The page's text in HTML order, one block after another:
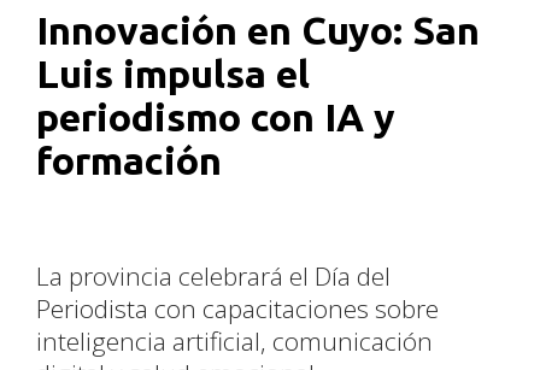
Innovación en Cuyo: San
Luis impulsa el
periodismo con IA y
formación
La provincia celebrará el Día del
Periodista con capacitaciones sobre
inteligencia artificial, comunicación